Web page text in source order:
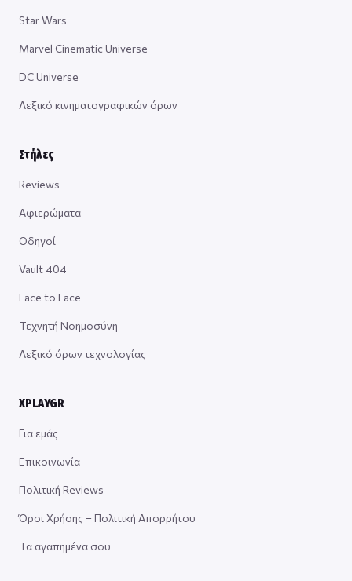
Star Wars
Marvel Cinematic Universe
DC Universe
Λεξικό κινηματογραφικών όρων
Στήλες
Reviews
Αφιερώματα
Οδηγοί
Vault 404
Face to Face
Τεχνητή Νοημοσύνη
Λεξικό όρων τεχνολογίας
XPLAYGR
Για εμάς
Επικοινωνία
Πολιτική Reviews
Όροι Χρήσης – Πολιτική Απορρήτου
Τα αγαπημένα σου